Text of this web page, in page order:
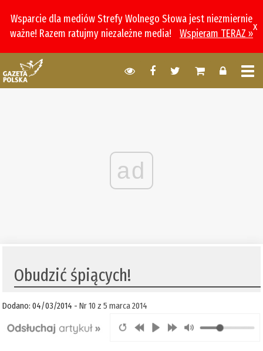
Wsparcie dla mediów Strefy Wolnego Słowa jest niezmiernie
ważne! Razem ratujmy niezależne media!
Wspieram TERAZ »
x
ad
Obudzić śpiących!
Dodano: 04/03/2014 -Nr 10 z 5 marca 2014